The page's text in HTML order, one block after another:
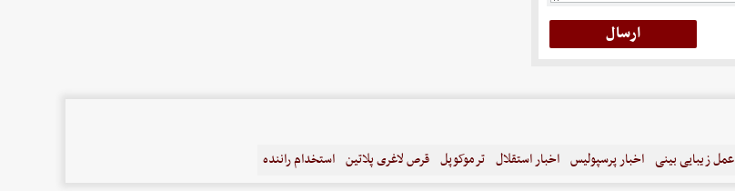
عمل زیبایی بینی اخبار پرسپولیس اخبار استقلال ترموکوپل قرص لاغری پلاتین استخدام راننده